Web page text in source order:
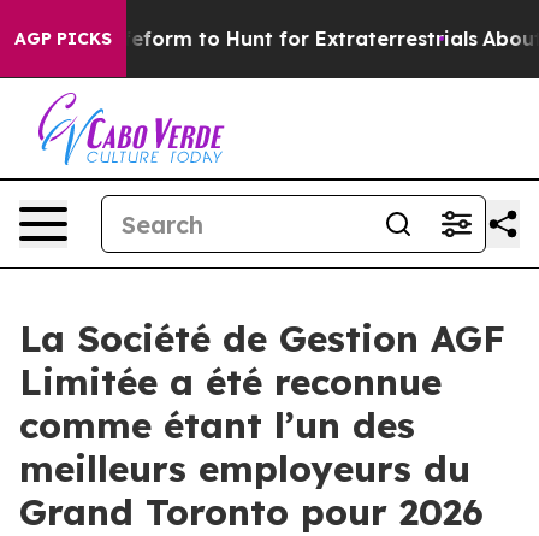
AGP PICKSLifeform to Hunt for Extraterrestrials About
La Société de Gestion AGF
Limitée a été reconnue
comme étant l’un des
meilleurs employeurs du
Grand Toronto pour 2026